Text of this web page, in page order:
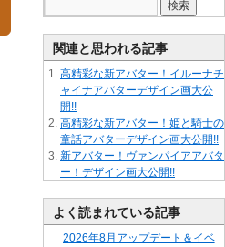
関連と思われる記事
高精彩な新アバター！イルーナチ
ャイナアバターデザイン画大公
開!!
高精彩な新アバター！姫と騎士の
童話アバターデザイン画大公開!!
新アバター！ヴァンパイアアバタ
ー！デザイン画大公開!!
よく読まれている記事
2026年8月アップデート＆イベ